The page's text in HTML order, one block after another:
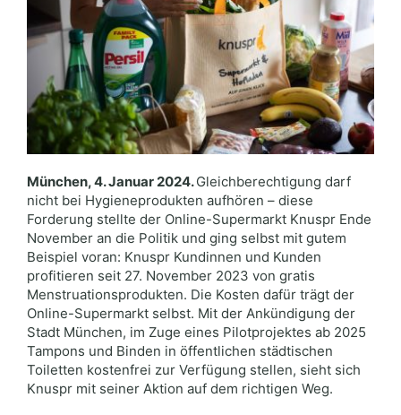
München, 4. Januar 2024.Gleichberechtigung darf
nicht bei Hygieneprodukten aufhören – diese
Forderung stellte der Online-Supermarkt Knuspr Ende
November an die Politik und ging selbst mit gutem
Beispiel voran: Knuspr Kundinnen und Kunden
profitieren seit 27. November 2023 von gratis
Menstruationsprodukten. Die Kosten dafür trägt der
Online-Supermarkt selbst. Mit der Ankündigung der
Stadt München, im Zuge eines Pilotprojektes ab 2025
Tampons und Binden in öffentlichen städtischen
Toiletten kostenfrei zur Verfügung stellen, sieht sich
Knuspr mit seiner Aktion auf dem richtigen Weg.